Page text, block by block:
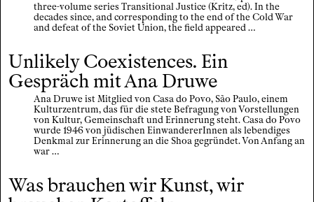
three-volume series Transitional Justice (Kritz, ed). In the
decades since, and corresponding to the end of the Cold War
and defeat of the Soviet Union, the field appeared …
Unlikely Coexistences. Ein
Gespräch mit Ana Druwe
Ana Druwe ist Mitglied von Casa do Povo, São Paulo, einem
Kulturzentrum, das für die stete Befragung von Vorstellungen
von Kultur, Gemeinschaft und Erinnerung steht. Casa do Povo
wurde 1946 von jüdischen EinwandererInnen als lebendiges
Denkmal zur Erinnerung an die Shoa gegründet. Von Anfang an
war …
Was brauchen wir Kunst, wir